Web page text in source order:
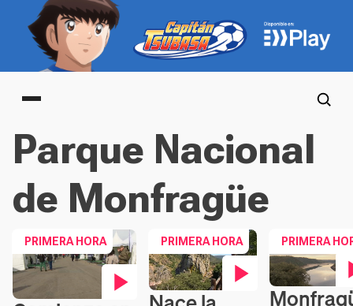
Main menu
Parque Nacional
de Monfragüe
PRIMERA HORA PRIMERA HORA
Contenido en vídeo
PRIMERA
Contenido en